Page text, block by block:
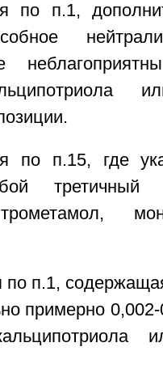
по п.1,
по п.15, где
по п.1,
примерно